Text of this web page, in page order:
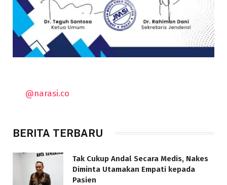
@narasi.co
BERITA TERBARU
Tak Cukup Andal Secara Medis, Nakes
Diminta Utamakan Empati kepada
Pasien